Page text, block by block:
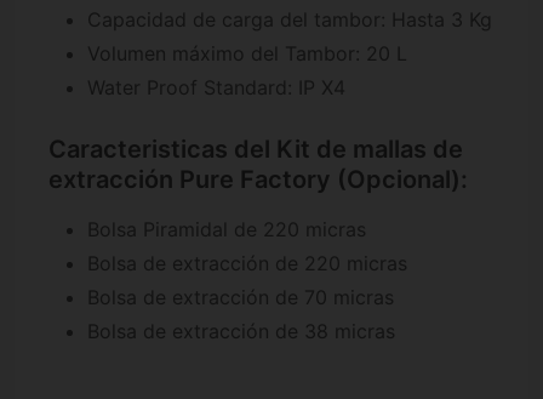
Capacidad de carga del tambor: Hasta 3 Kg
Volumen máximo del Tambor: 20 L
Water Proof Standard: IP X4
Caracteristicas del Kit de mallas de
extracción Pure Factory (Opcional):
Bolsa Piramidal de 220 micras
Bolsa de extracción de 220 micras
Bolsa de extracción de 70 micras
Bolsa de extracción de 38 micras